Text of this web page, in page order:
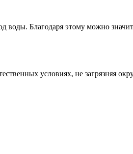
воды. Благодаря этому можно
условиях, не загрязняя